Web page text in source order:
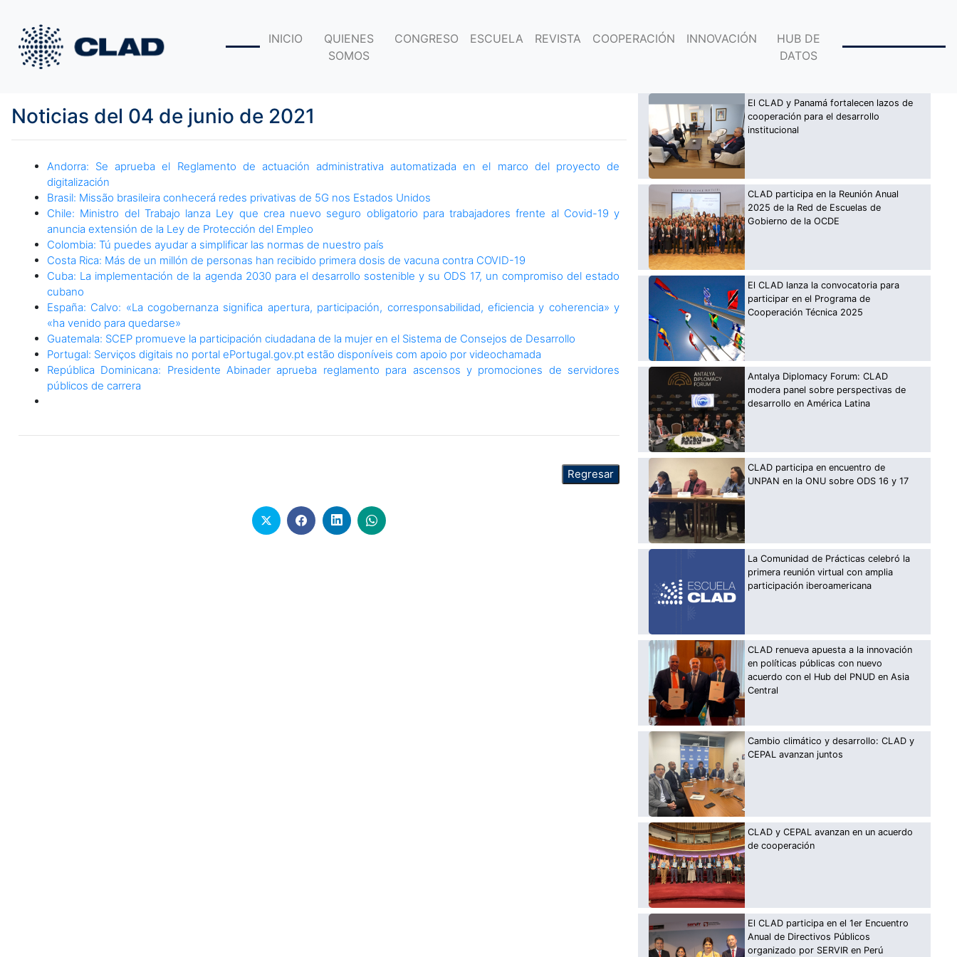
INICIO
QUIENES
SOMOS
CONGRESO ESCUELA REVISTA COOPERACIÓN INNOVACIÓN
HUB DE
DATOS
Noticias del 04 de junio de 2021
Andorra: Se aprueba el Reglamento de actuación administrativa automatizada en el marco del proyecto de
digitalización
Brasil: Missão brasileira conhecerá redes privativas de 5G nos Estados Unidos
Chile: Ministro del Trabajo lanza Ley que crea nuevo seguro obligatorio para trabajadores frente al Covid-19 y
anuncia extensión de la Ley de Protección del Empleo
Colombia: Tú puedes ayudar a simplificar las normas de nuestro país
Costa Rica: Más de un millón de personas han recibido primera dosis de vacuna contra COVID-19
Cuba: La implementación de la agenda 2030 para el desarrollo sostenible y su ODS 17, un compromiso del estado
cubano
España: Calvo: «La cogobernanza significa apertura, participación, corresponsabilidad, eficiencia y coherencia» y
«ha venido para quedarse»
Guatemala: SCEP promueve la participación ciudadana de la mujer en el Sistema de Consejos de Desarrollo
Portugal: Serviços digitais no portal ePortugal.gov.pt estão disponíveis com apoio por videochamada
República Dominicana: Presidente Abinader aprueba reglamento para ascensos y promociones de servidores
públicos de carrera
El CLAD y Panamá fortalecen lazos de
cooperación para el desarrollo
institucional
CLAD participa en la Reunión Anual
2025 de la Red de Escuelas de
Gobierno de la OCDE
El CLAD lanza la convocatoria para
participar en el Programa de
Cooperación Técnica 2025
Antalya Diplomacy Forum: CLAD
modera panel sobre perspectivas de
desarrollo en América Latina
CLAD participa en encuentro de
UNPAN en la ONU sobre ODS 16 y 17
La Comunidad de Prácticas celebró la
primera reunión virtual con amplia
participación iberoamericana
CLAD renueva apuesta a la innovación
en políticas públicas con nuevo
acuerdo con el Hub del PNUD en Asia
Central
Cambio climático y desarrollo: CLAD y
CEPAL avanzan juntos
CLAD y CEPAL avanzan en un acuerdo
de cooperación
El CLAD participa en el 1er Encuentro
Anual de Directivos Públicos
organizado por SERVIR en Perú